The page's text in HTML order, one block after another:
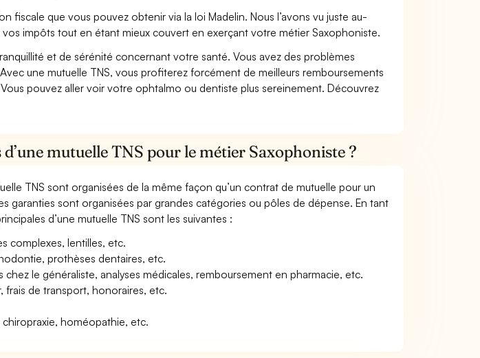
fiscale que vous pouvez obtenir via la loi Madelin. Nous l’avons vu juste au-
vos impôts tout en étant mieux couvert en exerçant votre métier Saxophoniste.
et de sérénité concernant votre santé. Vous avez des problèmes
une mutuelle TNS, vous profiterez forcément de meilleurs remboursements
pouvez aller voir votre ophtalmo ou dentiste plus sereinement. Découvrez
mutuelle TNS pour le métier Saxophoniste ?
TNS sont organisées de la même façon qu’un contrat de mutuelle pour un
garanties sont organisées par grandes catégories ou pôles de dépense. En tant
d’une mutuelle TNS sont les suivantes :
complexes, lentilles, etc.
prothèses dentaires, etc.
chez le généraliste, analyses médicales, remboursement en pharmacie, etc.
frais de transport, honoraires, etc.
homéopathie, etc.